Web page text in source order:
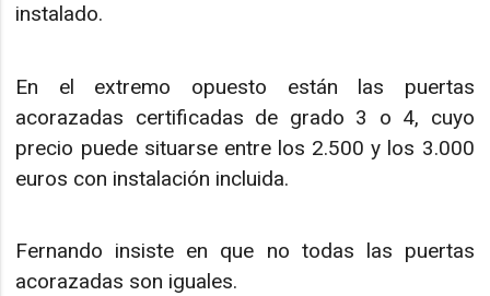
instalado.
En el extremo opuesto están las puertas
acorazadas certificadas de grado 3 o 4, cuyo
precio puede situarse entre los 2.500 y los 3.000
euros con instalación incluida.
Fernando insiste en que no todas las puertas
acorazadas son iguales.